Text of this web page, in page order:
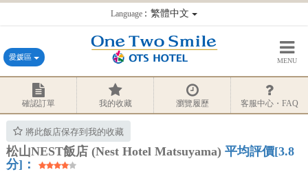
Language：繁體中文
愛媛區 MENU
確認訂單 我的收藏 瀏覽履歷 客服中心・FAQ
將此飯店保存到我的收藏
松山NEST飯店 (Nest Hotel Matsuyama) 平均評價[3.8
分]：